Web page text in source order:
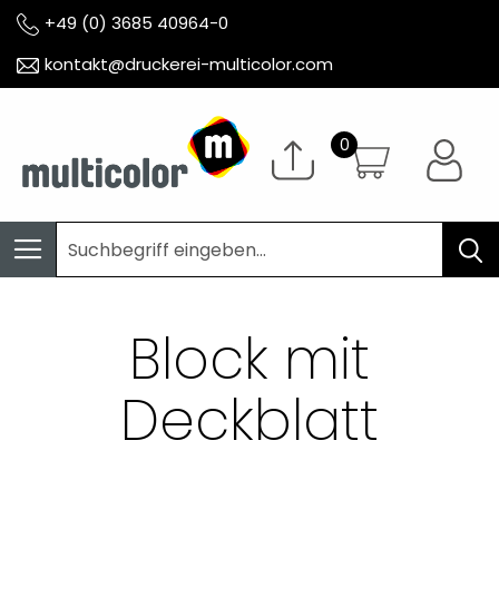
+49 (0) 3685 40964-0
kontakt@druckerei-multicolor.com
Block mit
Deckblatt